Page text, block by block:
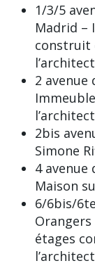
1/3/5
Madrid –
construit
2 avenue
2bis
Simone
4 avenue
Maison
6/6bis/
étages